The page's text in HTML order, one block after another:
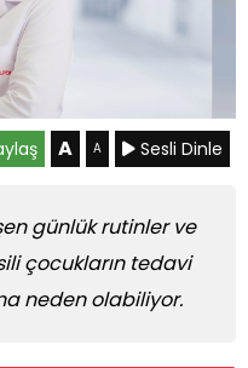
A A Sesli Dinle
günlük rutinler ve
çocukların tedavi
neden olabiliyor.